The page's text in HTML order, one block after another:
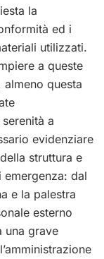
la
ed i
utilizzati.
a queste
questa
a
evidenziare
struttura e
dal
e la palestra
esterno
una grave